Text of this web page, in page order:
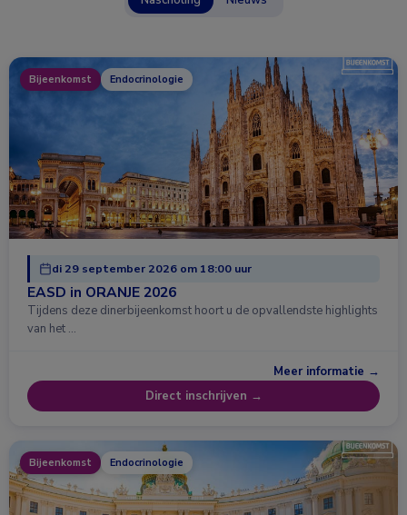
Bijeenkomst Endocrinologie
di 29 september 2026 om 18:00 uur
EASD in ORANJE 2026
Tijdens deze dinerbijeenkomst hoort u de opvallendste highlights
van het …
Meer informatie →
Direct inschrijven →
Bijeenkomst Endocrinologie